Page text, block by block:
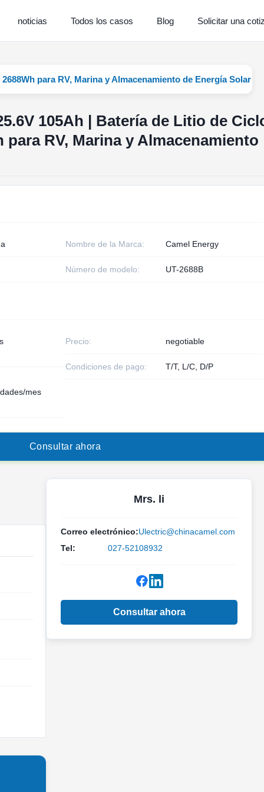
noticias Todos los casos Blog Solicitar una
para RV, Marina y Almacenamiento de Energía Solar
105Ah | Batería de Litio de
para RV, Marina y Almacenamiento
Nombre de la Marca: Camel Energy
Número de modelo: UT-2688B
Precio: negotiable
Condiciones de pago: T/T, L/C, D/P
mes
Consu tar ahora
Mrs. li
Correo electrónico:Ulectric@chinacamel.com
Tel:
027-52108932
Consultar ahora